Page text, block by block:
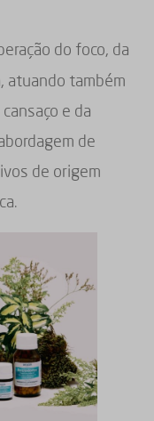
do foco, da
atuando também
e da
de
de origem